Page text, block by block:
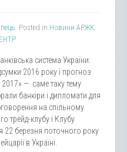
. Posted in Новини АРЖК,
система України:
2016 року і прогноз
2017» — саме таку тему
банкіри і дипломати для
на спільному
трейд-клубу і Клубу
22 березня поточного року
в Україні.